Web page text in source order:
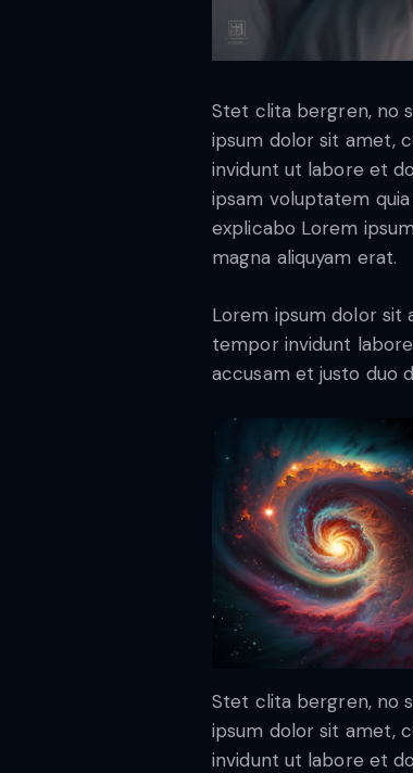
Stet clita bergren, no
ipsum dolor sit amet,
invidunt ut labore et
ipsam voluptatem
explicabo Lorem
magna aliquyam erat.
Lorem ipsum dolor sit
tempor invidunt
accusam et justo duo
Stet clita bergren, no
ipsum dolor sit amet,
invidunt ut labore et